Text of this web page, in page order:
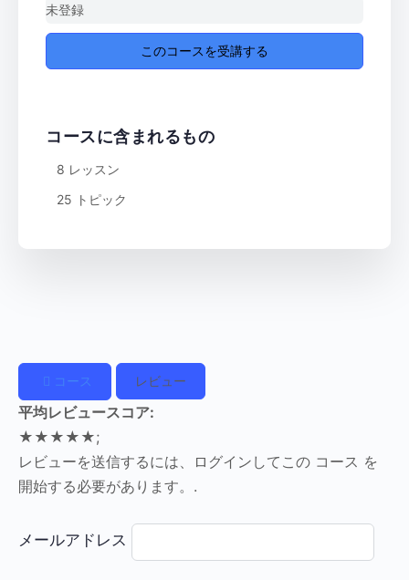
コース レビュー
平均レビュースコア:
★★★★★;
レビューを送信するには、ログインしてこの コース を
開始する必要があります。.
メールアドレス
未登録
このコースを受講する
コースに含まれるもの
8 レッスン
25 トピック